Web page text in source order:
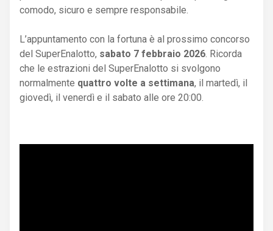
comodo, sicuro e sempre responsabile.
L’appuntamento con la fortuna è al prossimo concorso
del SuperEnalotto, sabato 7 febbraio 2026 . Ricorda
che le estrazioni del SuperEnalotto si svolgono
normalmente quattro volte a settimana, il martedì, il
giovedì, il venerdì e il sabato alle ore 20:00.